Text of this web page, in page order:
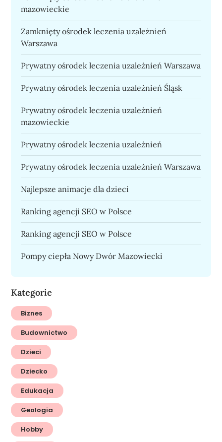
mazowieckie
Zamknięty ośrodek leczenia uzależnień
Warszawa
Prywatny ośrodek leczenia uzależnień Warszawa
Prywatny ośrodek leczenia uzależnień Śląsk
Prywatny ośrodek leczenia uzależnień
mazowieckie
Prywatny ośrodek leczenia uzależnień
Prywatny ośrodek leczenia uzależnień Warszawa
Najlepsze animacje dla dzieci
Ranking agencji SEO w Polsce
Ranking agencji SEO w Polsce
Pompy ciepła Nowy Dwór Mazowiecki
Kategorie
Biznes
Budownictwo
Dzieci
Dziecko
Edukacja
Geologia
Hobby